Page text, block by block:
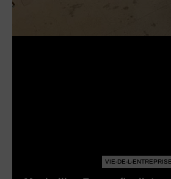
VIE-DE-L-ENTREPRISE